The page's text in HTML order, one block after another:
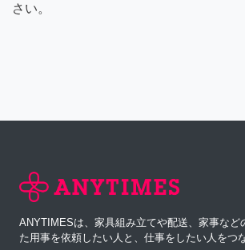
さい。
ANYTIMESは、家具組み立てや配送、家事など
た用事を依頼したい人と、仕事をしたい人をつ